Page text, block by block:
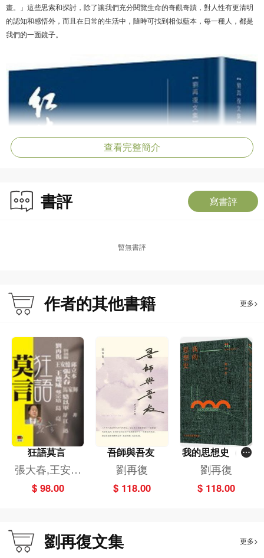
畫。」這些思索和探討，除了讓我們充分閱覽生命的奇觀奇蹟，對人性有更清明
的認知和感悟外，而且在日常的生活中，隨時可找到相似藍本，每一種人，都是
我們的一面鏡子。
查看完整簡介
書評 寫書評
暫無書評
作者的其他書籍 更多>
狂語莫言
張大春,王安憶
王德威,劉再復
$ 98.00
吾師與吾友
劉再復
$ 118.00
我的思想史（劉
再復自傳之三）
劉再復
$ 118.00
劉再復文集 更多>